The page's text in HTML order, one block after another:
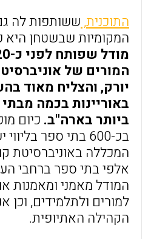
התוכנית, ששותפות לה
המקומיות שבשטחן
המורים של
יורק, והצליח מאוד
באוריינות בכמה
ביותר בארה"ב. כיום
בכ-600 בתי ספר
המכללה באוניברסיטת
אלפי בתי ספר ברחבי
המודל מאמני ומאמנות
למורים ולתלמידים, וכן
הקהילה האתיופית.